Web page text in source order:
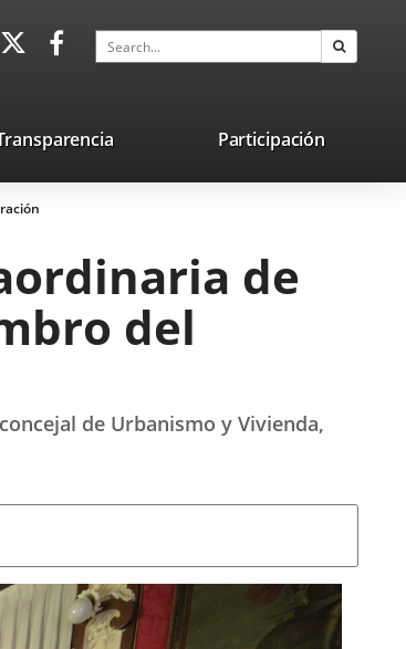
Link
application.
application.
Search
Participación
de
del
de Urbanismo y Vivienda,